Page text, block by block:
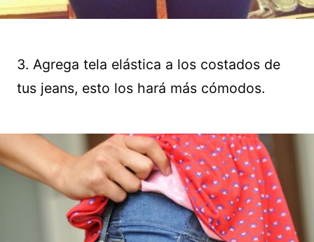
3. Agrega tela elástica a los costados de
tus jeans, esto los hará más cómodos.